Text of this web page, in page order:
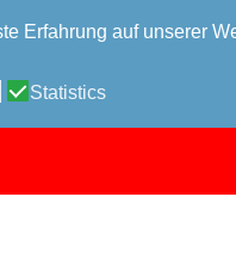
Erfahrung auf unserer
Statistics